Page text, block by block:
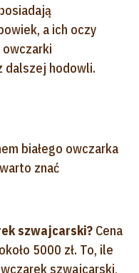
a ich oczy
dalszej hodowli.
białego owczarka
znać
szwajcarski? Cena
5000 zł. To, ile
szwajcarski,